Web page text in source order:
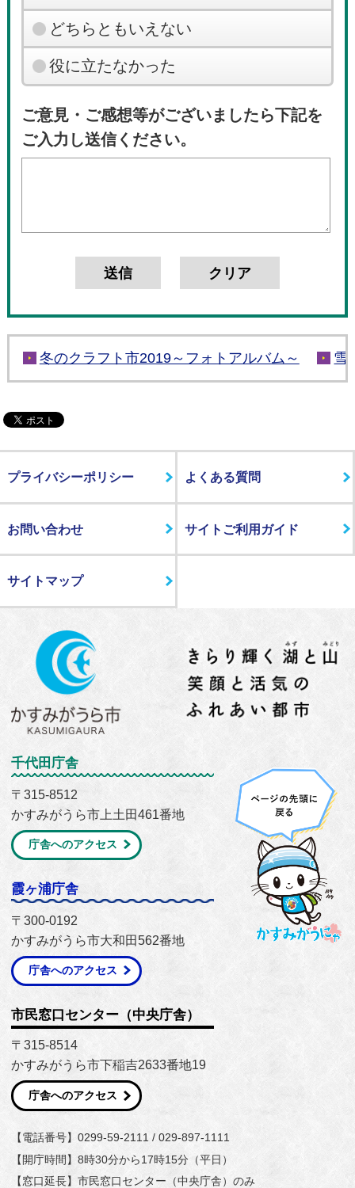
どちらともいえない
役に立たなかった
ご意見・ご感想等がございましたら下記を
ご入力し送信ください。
冬のクラフト市2019～フォトアルバム～ 雪
プライバシーポリシー よくある質問
お問い合わせ サイトご利用ガイド
サイトマップ
千代田庁舎
〒315-8512
かすみがうら市上土田461番地
庁舎へのアクセス
霞ヶ浦庁舎
〒300-0192
かすみがうら市大和田562番地
庁舎へのアクセス
市民窓口センター（中央庁舎）
〒315-8514
かすみがうら市下稲吉2633番地19
庁舎へのアクセス
【電話番号】0299-59-2111 / 029-897-1111
【開庁時間】8時30分から17時15分（平日）
【窓口延長】市民窓口センター（中央庁舎）のみ